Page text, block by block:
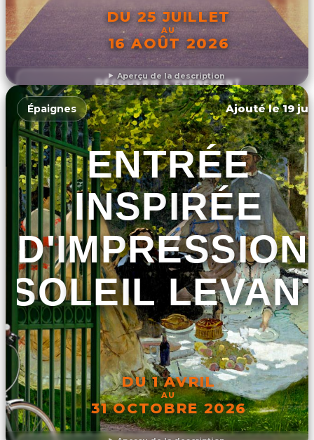
Aperçu de la description
DU 25 JUILLET
AU
16 AOÛT 2026
DÉCOUVRIR L'ÉVÉNEMENT
Épaignes Ajouté le 19
ENTRÉE
INSPIRÉE
SOLEIL
DU 1 AVRIL
AU
31 OCTOBRE 2026